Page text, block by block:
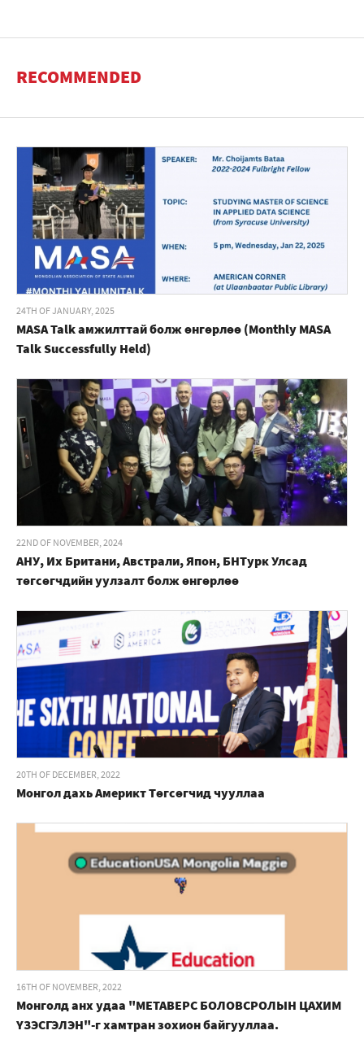
RECOMMENDED
24TH OF JANUARY, 2025
MASA Talk амжилттай болж өнгөрлөө (Monthly MASA
Talk Successfully Held)
22ND OF NOVEMBER, 2024
АНУ, Их Британи, Австрали, Япон, БНТурк Улсад
төгсөгчдийн уулзалт болж өнгөрлөө
20TH OF DECEMBER, 2022
Монгол дахь Америкт Төгсөгчид чууллаа
16TH OF NOVEMBER, 2022
Монголд анх удаа "МЕТАВЕРС БОЛОВСРОЛЫН ЦАХИМ
ҮЗЭСГЭЛЭН"-г хамтран зохион байгууллаа.